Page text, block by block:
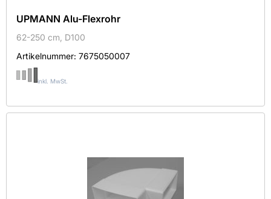
UPMANN Alu-Flexrohr
62-250 cm, D100
Artikelnummer: 7675050007
inkl. MwSt.